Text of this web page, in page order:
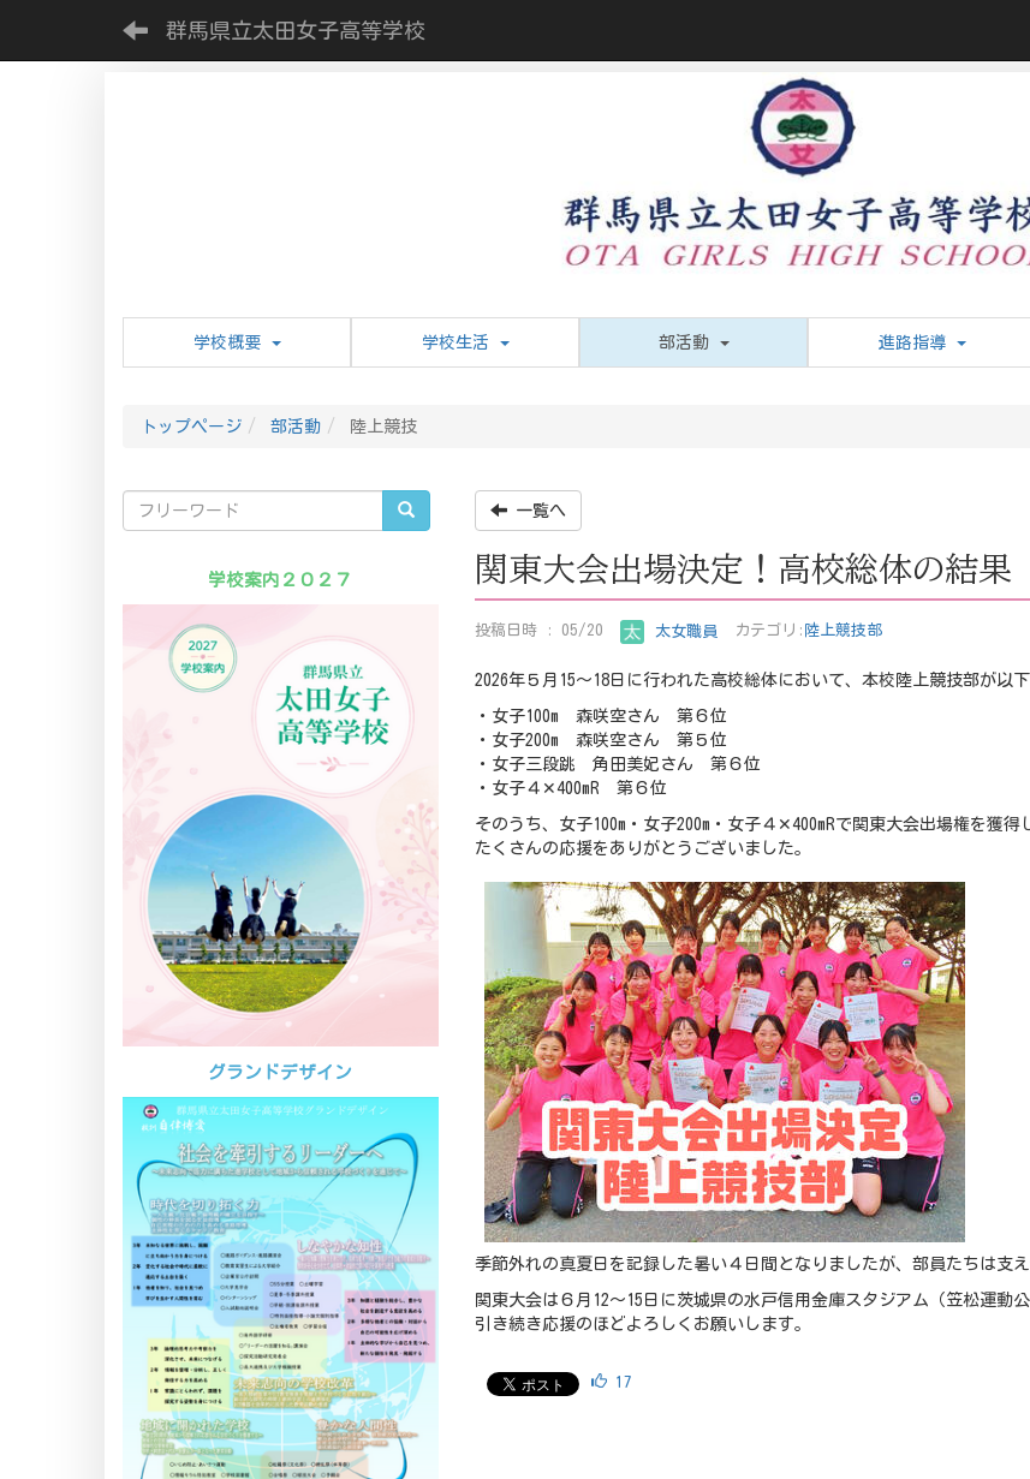
群馬県立太田女子高等学校
学校概要 学校生活 部活動 進路指導
トップページ 部活動 陸上競技
一覧へ
関東大会出場決定！高校総体の結果
投稿日時 : 05/20 太女職員 カテゴリ: 陸上競技部
2026年５月15〜18日に行われた高校総体において、本校陸上競技部が以
・女子100m 森咲空さん 第６位
・女子200m 森咲空さん 第５位
・女子三段跳 角田美妃さん 第６位
・女子４✕400mR 第６位
そのうち、女子100m・女子200m・女子４✕400mRで関東大会出場権を獲得
たくさんの応援をありがとうございました。
季節外れの真夏日を記録した暑い４日間となりましたが、部員たちは支
関東大会は６月12〜15日に茨城県の水戸信用金庫スタジアム（笠松運動
引き続き応援のほどよろしくお願いします。
17
学校案内２０２７
グランドデザイン